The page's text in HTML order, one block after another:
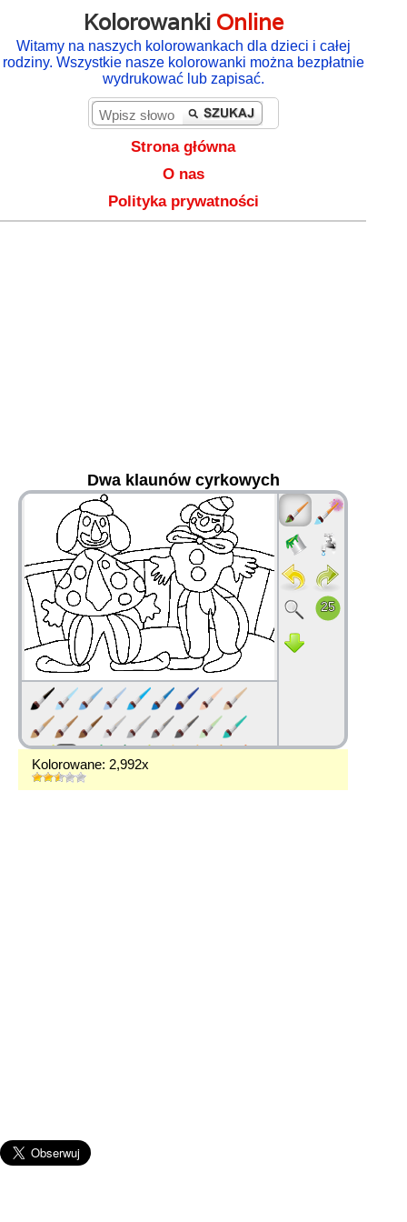
Kolorowanki Online
Witamy na naszych kolorowankach dla dzieci i całej
rodziny. Wszystkie nasze kolorowanki można bezpłatnie
wydrukować lub zapisać.
Strona główna
O nas
Polityka prywatności
Dwa klaunów cyrkowych
Kolorowane: 2,992x